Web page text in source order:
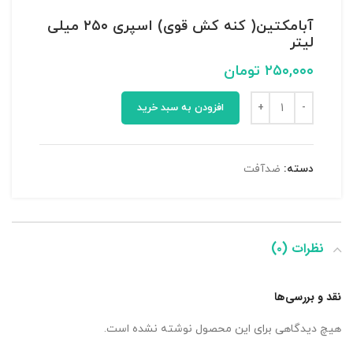
آبامکتین( کنه کش قوی) اسپری ۲۵۰ میلی
لیتر
۲۵۰,۰۰۰ تومان
افزودن به سبد خرید
دسته: ضدآفت
نظرات (۰)
نقد و بررسی‌ها
هیچ دیدگاهی برای این محصول نوشته نشده است.